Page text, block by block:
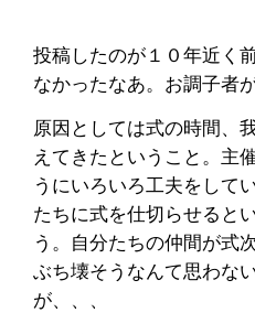
投稿したのが１０年近く
なかったなあ。お調子者
原因としては式の時間、
えてきたということ。主
うにいろいろ工夫をして
たちに式を仕切らせると
う。自分たちの仲間が式
ぶち壊そうなんて思わな
が、、、